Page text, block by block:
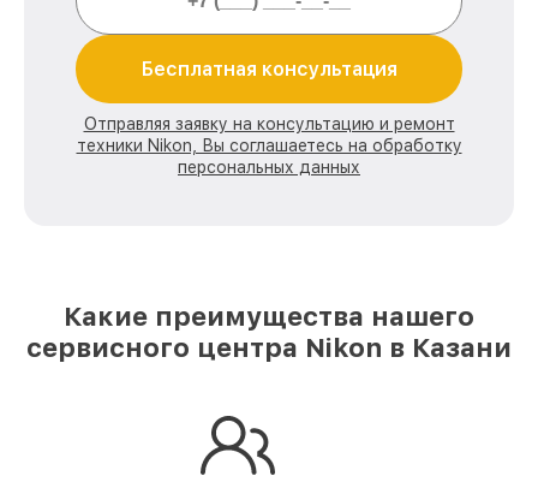
Бесплатная консультация
Отправляя заявку на консультацию и ремонт
техники Nikon, Вы соглашаетесь на обработку
персональных данных
Какие преимущества нашего
сервисного центра Nikon в Казани